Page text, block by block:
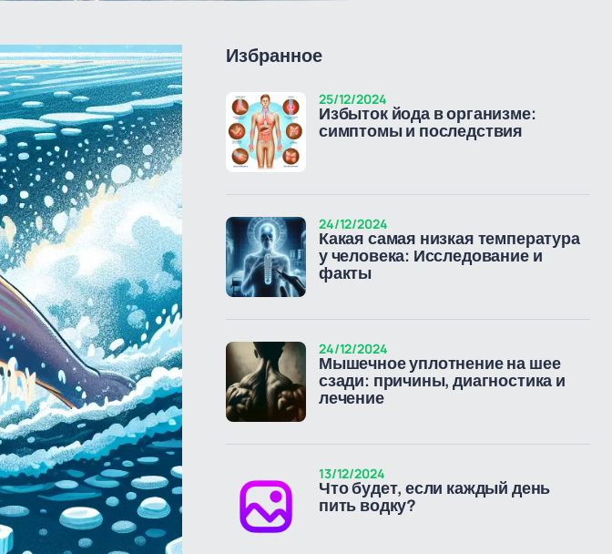
Избранное
Избыток йода в организме:
симптомы и последствия
25/12/2024
Какая самая низкая температура
у человека: Исследование и
факты
24/12/2024
Мышечное уплотнение на шее
сзади: причины, диагностика и
лечение
24/12/2024
Что будет, если каждый день
пить водку?
13/12/2024